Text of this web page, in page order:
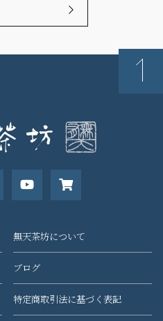
無天茶坊について
ブログ
特定商取引法に基づく表記